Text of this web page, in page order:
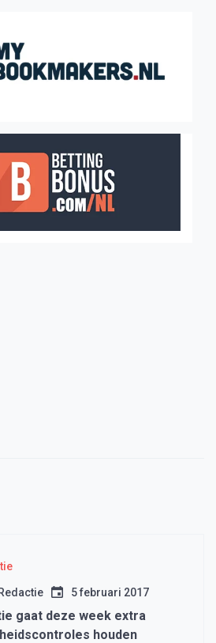
Redactie 5 februari 2017
gaat deze week extra
houden